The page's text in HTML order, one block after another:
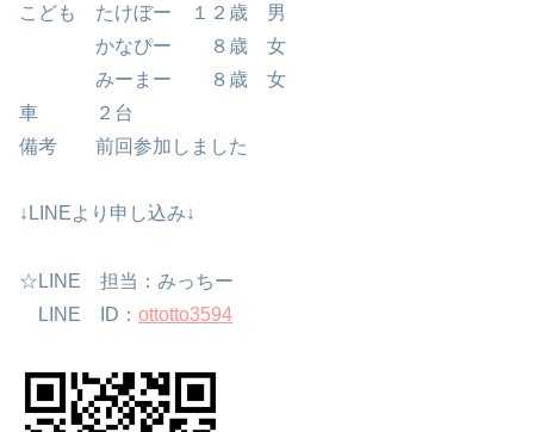
こども たけぼー １２歳 男
かなぴー ８歳 女
みーまー ８歳 女
車 ２台
備考 前回参加しました
↓LINEより申し込み↓
☆LINE 担当：みっちー
LINE ID： ottotto3594